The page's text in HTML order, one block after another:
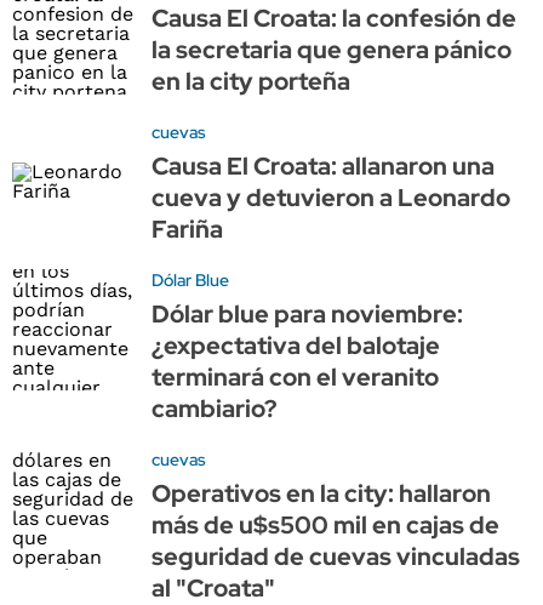
Causa El Croata: la confesión de
la secretaria que genera pánico
en la city porteña
cuevas
Causa El Croata: allanaron una
cueva y detuvieron a Leonardo
Fariña
Dólar Blue
Dólar blue para noviembre:
¿expectativa del balotaje
terminará con el veranito
cambiario?
cuevas
Operativos en la city: hallaron
más de u$s500 mil en cajas de
seguridad de cuevas vinculadas
al "Croata"